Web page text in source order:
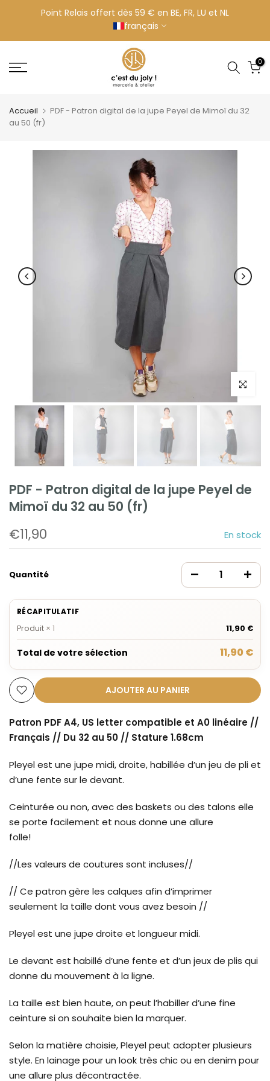
contenu
Point Relais offert dès 59 € en BE, FR, LU et NL
français
0
Accueil
PDF - Patron digital de la jupe Peyel de Mimoï du 32
au 50 (fr)
Cliquez
PDF - Patron digital de la jupe Peyel de
Mimoï du 32 au 50 (fr)
€11,90 En stock
Quantité
RÉCAPITULATIF
Produit × 1 11,90 €
Total de votre sélection 11,90 €
AJOUTER AU PANIER
Patron PDF A4, US letter compatible et A0 linéaire //
Français // Du 32 au 50 // Stature 1.68cm
Pleyel est une jupe midi, droite, habillée d’un jeu de pli et
d’une fente sur le devant.
Ceinturée ou non, avec des baskets ou des talons elle
se porte facilement et nous donne une allure
folle!
//Les valeurs de coutures sont incluses//
// Ce patron gère les calques afin d’imprimer
seulement la taille dont vous avez besoin //
Pleyel est une jupe droite et longueur midi.
Le devant est habillé d’une fente et d’un jeux de plis qui
donne du mouvement à la ligne.
La taille est bien haute, on peut l’habiller d’une fine
ceinture si on souhaite bien la marquer.
Selon la matière choisie, Pleyel peut adopter plusieurs
style. En lainage pour un look très chic ou en denim pour
une allure plus décontractée.